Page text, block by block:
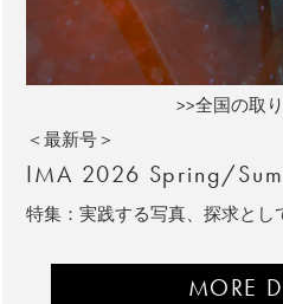
>>全国の取
＜最新号＞
IMA 2026 Spring/
特集：実践する写真、探求とし
MORE